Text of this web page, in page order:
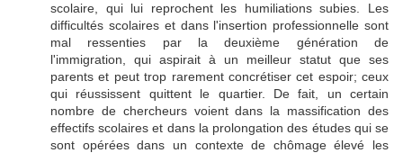
scolaire, qui lui reprochent les humiliations subies. Les
difficultés scolaires et dans l'insertion professionnelle sont
mal ressenties par la deuxième génération de
l'immigration, qui aspirait à un meilleur statut que ses
parents et peut trop rarement concrétiser cet espoir; ceux
qui réussissent quittent le quartier. De fait, un certain
nombre de chercheurs voient dans la massification des
effectifs scolaires et dans la prolongation des études qui se
sont opérées dans un contexte de chômage élevé les